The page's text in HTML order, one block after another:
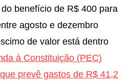
benefício de R$ 400 para
agosto e dezembro
de valor está dentro
à Constituição (PEC)
prevê gastos de R$ 41,2